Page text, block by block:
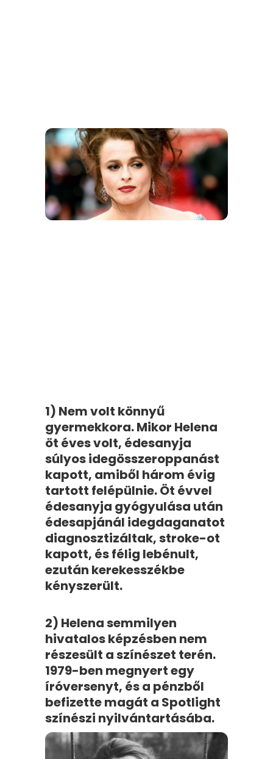
1) Nem volt könnyű
gyermekkora. Mikor Helena
öt éves volt, édesanyja
súlyos idegösszeroppanást
kapott, amiből három évig
tartott felépülnie. Öt évvel
édesanyja gyógyulása után
édesapjánál idegdaganatot
diagnosztizáltak, stroke-ot
kapott, és félig lebénult,
ezután kerekesszékbe
kényszerült.
2) Helena semmilyen
hivatalos képzésben nem
részesült a színészet terén.
1979-ben megnyert egy
íróversenyt, és a pénzből
befizette magát a Spotlight
színészi nyilvántartásába.